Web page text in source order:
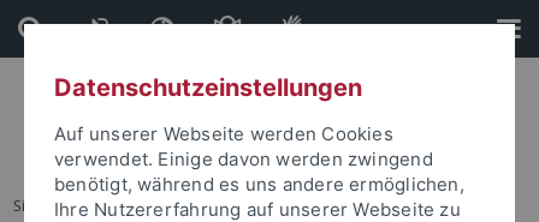
Direkt
zum
Inhalt
Direkt
zur
Fußleiste
Sie sind hier: Startseite ... 2019 7th YSW Selection
Datenschutzeinstellungen
Auf unserer Webseite werden Cookies
verwendet. Einige davon werden zwingend
benötigt, während es uns andere ermöglichen,
Ihre Nutzererfahrung auf unserer Webseite zu